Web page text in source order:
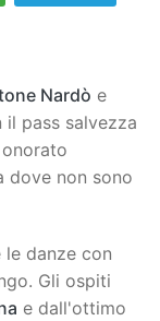
Nardò e
pass salvezza
dove non sono
le danze con
Gli ospiti
e dall'ottimo